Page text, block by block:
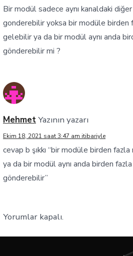
Bir modül sadece aynı kanaldaki
gonderebilir yoksa bir modüle birden
gelebilir ya da bir modül aynı anda
gönderebilir mi ?
MehmetYazının yazarı
Ekim 18, 2021 saat 3:47 am itibariyle
cevap b şıkkı “bir modüle birden
ya da bir modül aynı anda birden
gönderebilir”
Yorumlar kapalı.